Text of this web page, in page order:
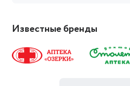
Известные бренды